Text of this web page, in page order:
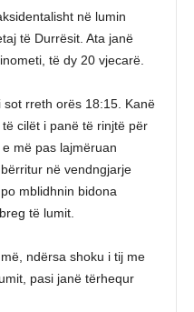
në lumin
të Durrësit. Ata janë
të dy 20 vjecarë.
rreth orës 18:15. Kanë
cilët i panë të rinjtë për
më pas lajmëruan
në vendngjarje
mblidhnin bidona
të lumit.
ndërsa shoku i tij me
pasi janë tërhequr